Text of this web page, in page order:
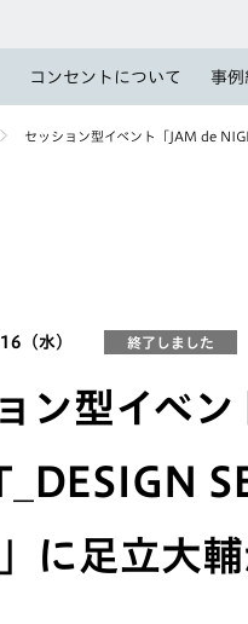
コンセントについて 事例
セッション型イベント「JAM de
（水） 終了しました
ン型イベ
に足立大